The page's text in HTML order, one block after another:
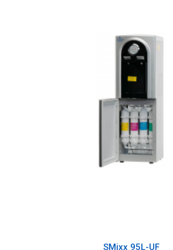
SMixx 95L-UF